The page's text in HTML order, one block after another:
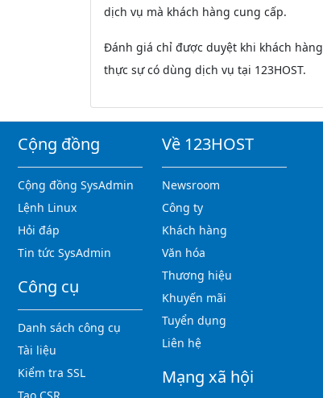
dịch vụ mà khách hàng cung cấp.
Đánh giá chỉ được duyệt khi khách hàng
thực sự có dùng dịch vụ tại 123HOST.
Cộng đồng
Cộng đồng SysAdmin
Lệnh Linux
Hỏi đáp
Tin tức SysAdmin
Công cụ
Danh sách công cụ
Tài liệu
Kiểm tra SSL
Về 123HOST
Newsroom
Công ty
Khách hàng
Văn hóa
Thương hiệu
Khuyến mãi
Tuyển dụng
Liên hệ
Mạng xã hội